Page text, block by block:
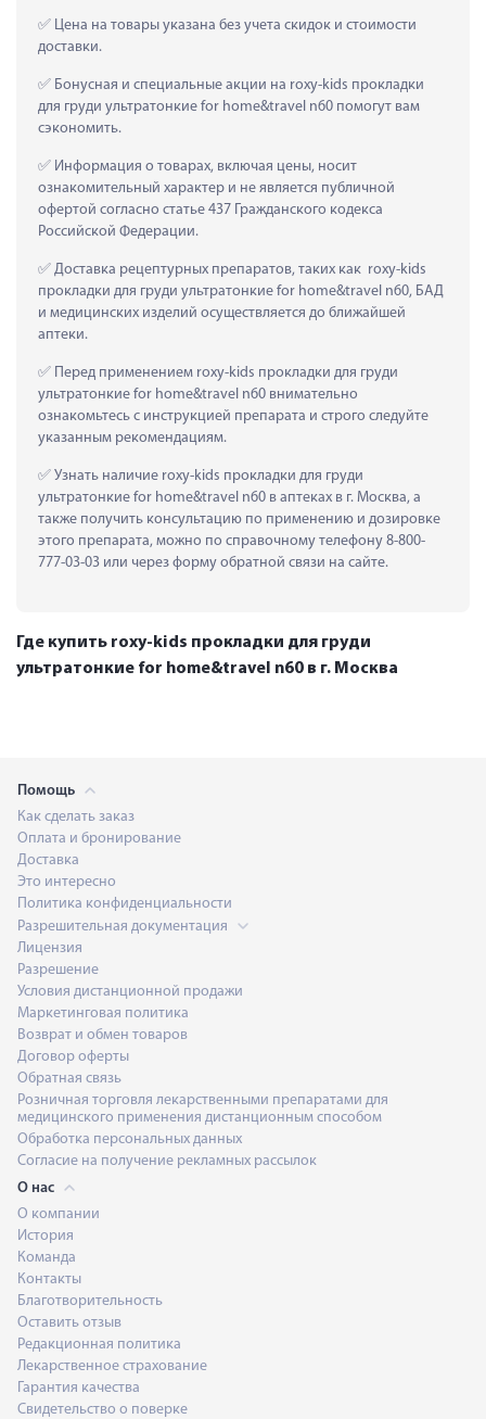
Цена на товары указана без учета скидок и стоимости
доставки.
Бонусная и специальные акции на roxy-kids прокладки
для груди ультратонкие for home&travel n60 помогут вам
сэкономить.
Информация о товарах, включая цены, носит
ознакомительный характер и не является публичной
офертой согласно статье 437 Гражданского кодекса
Российской Федерации.
Доставка рецептурных препаратов, таких как  roxy-kids
прокладки для груди ультратонкие for home&travel n60, БАД
и медицинских изделий осуществляется до ближайшей
аптеки.
Перед применением roxy-kids прокладки для груди
ультратонкие for home&travel n60 внимательно
ознакомьтесь с инструкцией препарата и строго следуйте
указанным рекомендациям.
Узнать наличие roxy-kids прокладки для груди
ультратонкие for home&travel n60 в аптеках в г. Москва, а
также получить консультацию по применению и дозировке
этого препарата, можно по справочному телефону 8-800-
777-03-03 или через форму обратной связи на сайте.
Где купить roxy-kids прокладки для груди
ультратонкие for home&travel n60 в г. Москва
Помощь
Как сделать заказ
Оплата и бронирование
Доставка
Это интересно
Политика конфиденциальности
Разрешительная документация
Лицензия
Разрешение
Условия дистанционной продажи
Маркетинговая политика
Возврат и обмен товаров
Договор оферты
Обратная связь
Розничная торговля лекарственными препаратами для
медицинского применения дистанционным способом
Обработка персональных данных
Согласие на получение рекламных рассылок
О нас
О компании
История
Команда
Контакты
Благотворительность
Оставить отзыв
Редакционная политика
Лекарственное страхование
Гарантия качества
Свидетельство о поверке